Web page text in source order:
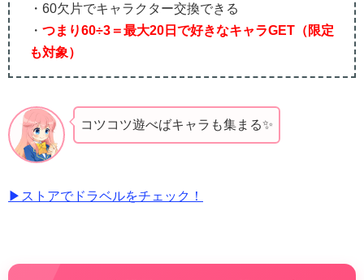
・60欠片でキャラクター交換できる
・ つまり60÷3＝最大20日で好きなキャラGET（限定
も対象）
コツコツ遊べばキャラも集まる✨️
▶ストアでドラベルをチェック！